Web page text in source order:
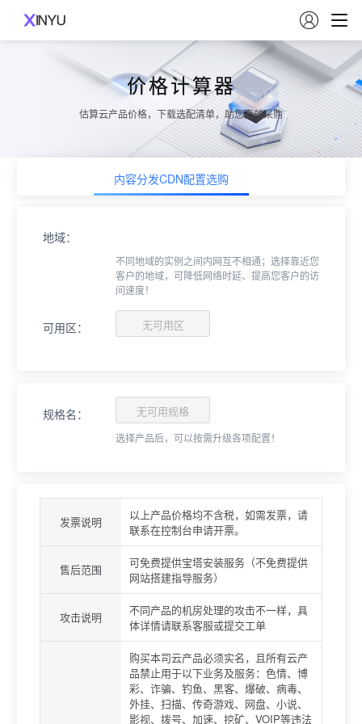

价格计算器
估算云产品价格，下载选配清单，助您高效采购
内容分发CDN配置选购
地域：
不同地域的实例之间内网互不相通；选择靠近您
客户的地域，可降低网络时延、提高您客户的访
问速度！
可用区： 无可用区
规格名： 无可用规格
选择产品后，可以按需升级各项配置！
发票说明
以上产品价格均不含税，如需发票，请
联系在控制台申请开票。
售后范围
可免费提供宝塔安装服务（不免费提供
网站搭建指导服务）
攻击说明
不同产品的机房处理的攻击不一样，具
体详情请联系客服或提交工单
购买本司云产品必须实名，且所有云产
品禁止用于以下业务及服务：色情、博
彩、诈骗、钓鱼、黑客、爆破、病毒、
外挂、扫描、传奇游戏、网盘、小说、
影视、拨号、加速、挖矿、VOIP等违法